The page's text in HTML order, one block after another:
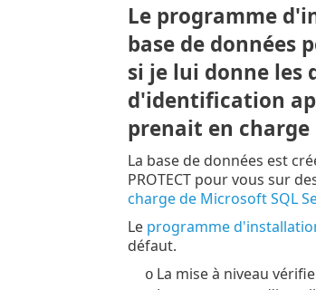
Le programme
base de données
si je lui donne les
d'identification
prenait en charge
La base de données est
PROTECT pour vous sur
charge de Microsoft SQL
Le programme
défaut.
o La mise à niveau